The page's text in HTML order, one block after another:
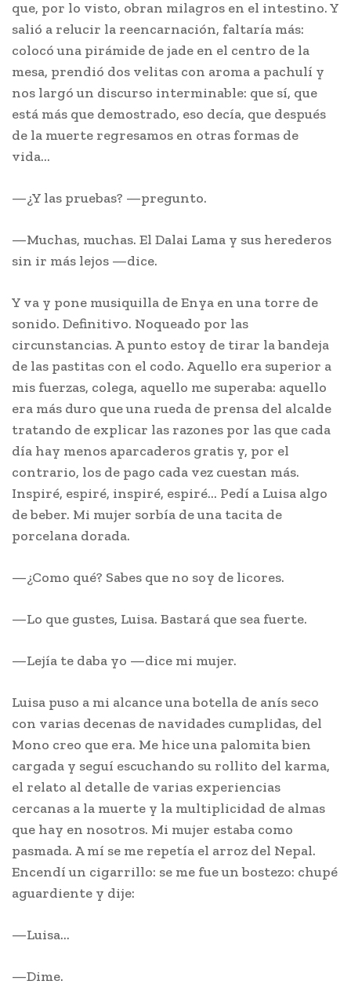
que, por lo visto, obran milagros en el intestino. Y
salió a relucir la reencarnación, faltaría más:
colocó una pirámide de jade en el centro de la
mesa, prendió dos velitas con aroma a pachulí y
nos largó un discurso interminable: que sí, que
está más que demostrado, eso decía, que después
de la muerte regresamos en otras formas de
vida…
—¿Y las pruebas? —pregunto.
—Muchas, muchas. El Dalai Lama y sus herederos
sin ir más lejos —dice.
Y va y pone musiquilla de Enya en una torre de
sonido. Definitivo. Noqueado por las
circunstancias. A punto estoy de tirar la bandeja
de las pastitas con el codo. Aquello era superior a
mis fuerzas, colega, aquello me superaba: aquello
era más duro que una rueda de prensa del alcalde
tratando de explicar las razones por las que cada
día hay menos aparcaderos gratis y, por el
contrario, los de pago cada vez cuestan más.
Inspiré, espiré, inspiré, espiré… Pedí a Luisa algo
de beber. Mi mujer sorbía de una tacita de
porcelana dorada.
—¿Como qué? Sabes que no soy de licores.
—Lo que gustes, Luisa. Bastará que sea fuerte.
—Lejía te daba yo —dice mi mujer.
Luisa puso a mi alcance una botella de anís seco
con varias decenas de navidades cumplidas, del
Mono creo que era. Me hice una palomita bien
cargada y seguí escuchando su rollito del karma,
el relato al detalle de varias experiencias
cercanas a la muerte y la multiplicidad de almas
que hay en nosotros. Mi mujer estaba como
pasmada. A mí se me repetía el arroz del Nepal.
Encendí un cigarrillo: se me fue un bostezo: chupé
aguardiente y dije:
—Luisa…
—Dime.